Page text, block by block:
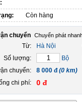
Còn hàng
chuyển
Từ:
Hà Nội
Số lượng:
Bộ
chuyển:
8 000 đ(0 km)
chi phí: 0 đ